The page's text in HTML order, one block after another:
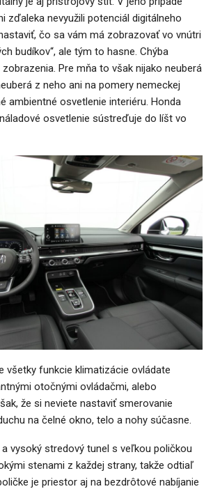
zďaleka nevyužili potenciál digitálneho
čo sa vám má zobrazovať vo vnútri
budíkov“, ale tým to hasne. Chýba
Pre mňa to však nijako neuberá
z neho ani na pomery nemeckej
ambientné osvetlenie interiéru. Honda
osvetlenie sústreďuje do líšt vo
všetky funkcie klimatizácie ovládate
otočnými ovládačmi, alebo
že si neviete nastaviť smerovanie
na čelné okno, telo a nohy súčasne.
vysoký stredový tunel s veľkou poličkou
stenami z každej strany, takže odtiaľ
je priestor aj na bezdrôtové nabíjanie